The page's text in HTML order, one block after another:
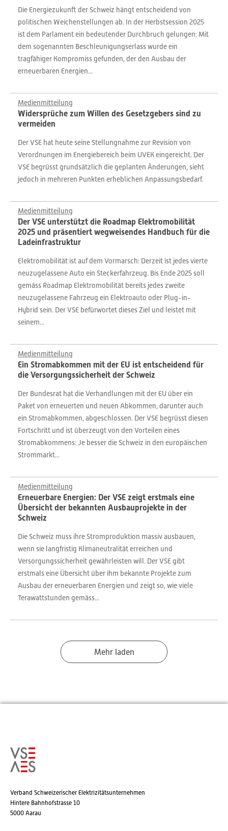
Die Energiezukunft der Schweiz hängt entscheidend von
politischen Weichenstellungen ab. In der Herbstsession 2025
ist dem Parlament ein bedeutender Durchbruch gelungen: Mit
dem sogenannten Beschleunigungserlass wurde ein
tragfähiger Kompromiss gefunden, der den Ausbau der
erneuerbaren Energien...
Medienmitteilung
Widersprüche zum Willen des Gesetzgebers sind zu
vermeiden
Der VSE hat heute seine Stellungnahme zur Revision von
Verordnungen im Energiebereich beim UVEK eingereicht. Der
VSE begrüsst grundsätzlich die geplanten Änderungen, sieht
jedoch in mehreren Punkten erheblichen Anpassungsbedarf.
Medienmitteilung
Der VSE unterstützt die Roadmap Elektromobilität
2025 und präsentiert wegweisendes Handbuch für die
Ladeinfrastruktur
Elektromobilität ist auf dem Vormarsch: Derzeit ist jedes vierte
neuzugelassene Auto ein Steckerfahrzeug. Bis Ende 2025 soll
gemäss Roadmap Elektromobilität bereits jedes zweite
neuzugelassene Fahrzeug ein Elektroauto oder Plug-in-
Hybrid sein. Der VSE befürwortet dieses Ziel und leistet mit
seinem...
Medienmitteilung
Ein Stromabkommen mit der EU ist entscheidend für
die Versorgungssicherheit der Schweiz
Der Bundesrat hat die Verhandlungen mit der EU über ein
Paket von erneuerten und neuen Abkommen, darunter auch
ein Stromabkommen, abgeschlossen. Der VSE begrüsst diesen
Fortschritt und ist überzeugt von den Vorteilen eines
Stromabkommens: Je besser die Schweiz in den europäischen
Strommarkt...
Medienmitteilung
Erneuerbare Energien: Der VSE zeigt erstmals eine
Übersicht der bekannten Ausbauprojekte in der
Schweiz
Die Schweiz muss ihre Stromproduktion massiv ausbauen,
wenn sie langfristig Klimaneutralität erreichen und
Versorgungssicherheit gewährleisten will. Der VSE gibt
erstmals eine Übersicht über ihm bekannte Projekte zum
Ausbau der erneuerbaren Energien und zeigt so, wie viele
Terawattstunden gemäss...
Mehr laden
Verband Schweizerischer Elektrizitätsunternehmen
Hintere Bahnhofstrasse 10
5000 Aarau